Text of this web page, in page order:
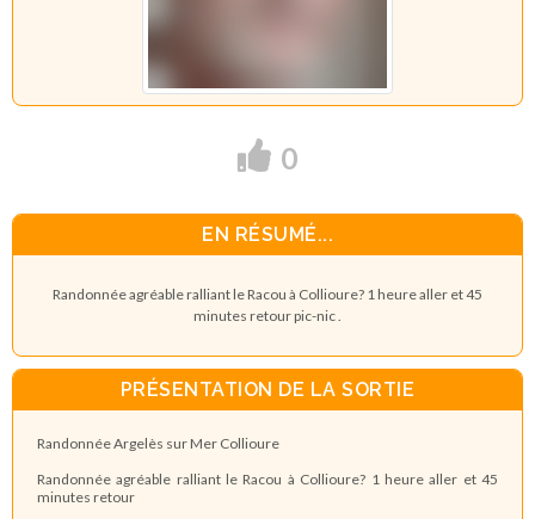
0
EN RÉSUMÉ...
Randonnée agréable ralliant le Racou à Collioure? 1 heure aller et 45
minutes retour pic-nic .
PRÉSENTATION DE LA SORTIE
Randonnée Argelès sur Mer Collioure
Randonnée agréable ralliant le Racou à Collioure? 1 heure aller et 45
minutes retour